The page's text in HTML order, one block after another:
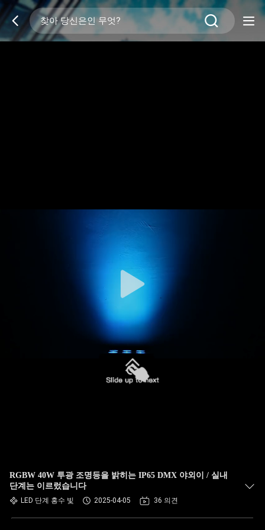
RGBW 40W 투광 조명등을 밝히는 IP65 DMX 야외이 / 실내
단계는 이르렀습니다
LED 단계 홍수 빛 2025-04-05 36 의견